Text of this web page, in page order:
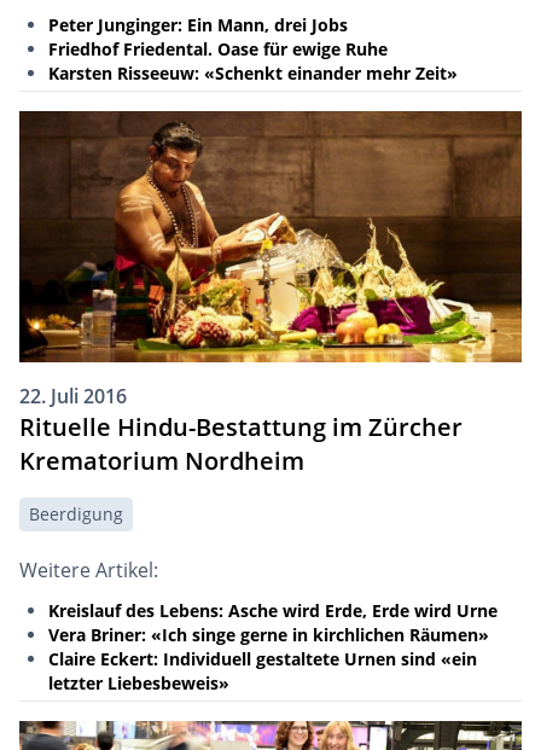
Peter Junginger: Ein Mann, drei Jobs
Friedhof Friedental. Oase für ewige Ruhe
Karsten Risseeuw: «Schenkt einander mehr Zeit»
22. Juli 2016
Rituelle Hindu-Bestattung im Zürcher
Krematorium Nordheim
Beerdigung
Weitere Artikel:
Kreislauf des Lebens: Asche wird Erde, Erde wird Urne
Vera Briner: «Ich singe gerne in kirchlichen Räumen»
Claire Eckert: Individuell gestaltete Urnen sind «ein
letzter Liebesbeweis»